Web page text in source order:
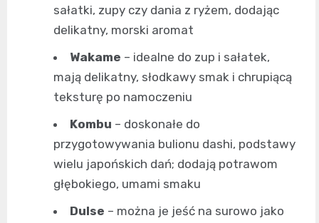
sałatki, zupy czy dania z ryżem, dodając
delikatny, morski aromat
Wakame – idealne do zup i sałatek,
mają delikatny, słodkawy smak i chrupiącą
teksturę po namoczeniu
Kombu – doskonałe do
przygotowywania bulionu dashi, podstawy
wielu japońskich dań; dodają potrawom
głębokiego, umami smaku
Dulse – można je jeść na surowo jako